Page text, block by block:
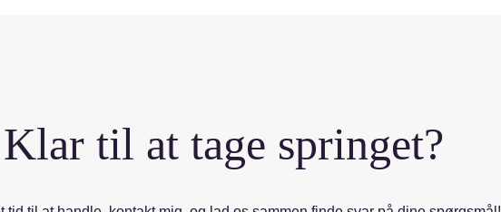
Klar til at tage springet?